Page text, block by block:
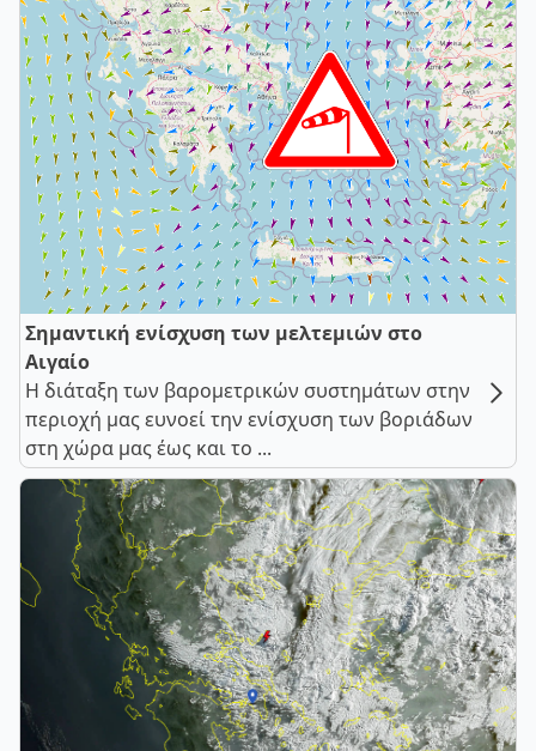
Σημαντική ενίσχυση των μελτεμιών στο
Αιγαίο
Η διάταξη των βαρομετρικών συστημάτων στην
περιοχή μας ευνοεί την ενίσχυση των βοριάδων
στη χώρα μας έως και το ...